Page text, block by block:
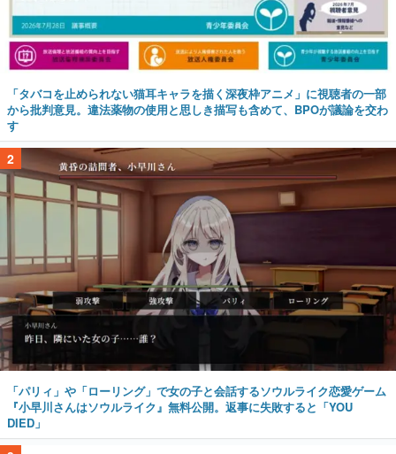
「タバコを止められない猫耳キャラを描く深夜枠アニメ」に視聴者の一部
から批判意見。違法薬物の使用と思しき描写も含めて、BPOが議論を交わ
す
2
「パリィ」や「ローリング」で女の子と会話するソウルライク恋愛ゲーム
『小早川さんはソウルライク』無料公開。返事に失敗すると「YOU
DIED」